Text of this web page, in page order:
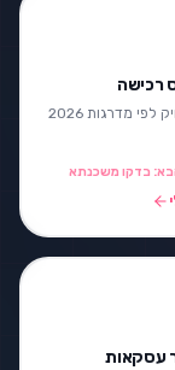
רכישה
לפי מדרגות 2026
בדקו משכנתא
עסקאות